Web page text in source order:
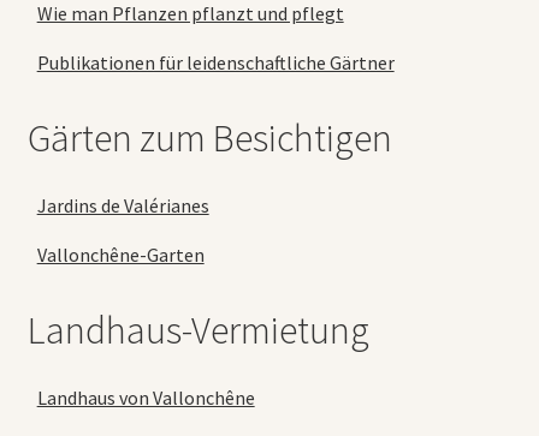
Wie man Pflanzen pflanzt und pflegt
Publikationen für leidenschaftliche Gärtner
Gärten zum Besichtigen
Jardins de Valérianes
Vallonchêne-Garten
Landhaus-Vermietung
Landhaus von Vallonchêne